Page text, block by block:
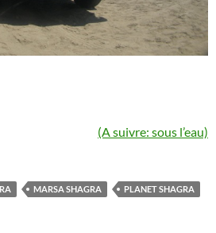
(A suivre: sous l’eau)
MARSA SHAGRA
PLANET SHAGRA